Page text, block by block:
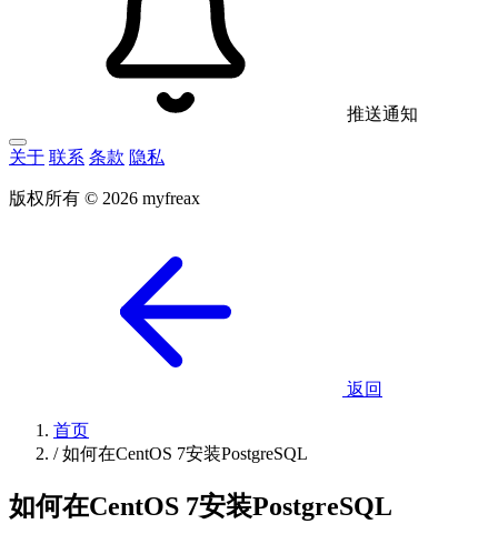
推送通知
关于 联系 条款 隐私
版权所有 © 2026 myfreax
返回
首页
/ 如何在CentOS 7安装PostgreSQL
如何在CentOS 7安装PostgreSQL